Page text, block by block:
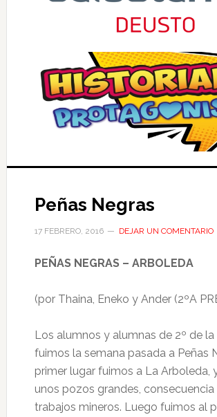
Peñas Negras
17 FEBRERO, 2016 DEJAR UN COMENTARIO
PEÑAS NEGRAS – ARBOLEDA
(por Thaina, Eneko y Ander (2ºA
Los alumnos y alumnas de 2º de la
fuimos la semana pasada a Peñas
primer lugar fuimos a La Arboleda,
unos pozos grandes, consecuencia
trabajos mineros. Luego fuimos al